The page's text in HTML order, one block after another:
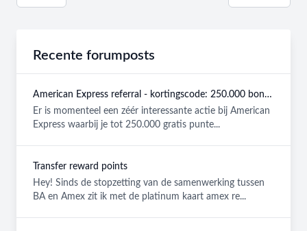
Recente forumposts
American Express referral - kortingscode: 250.000 bonuspunten GRATIS
Er is momenteel een zéér interessante actie bij American
Express waarbij je tot 250.000 gratis punte...
Transfer reward points
Hey! Sinds de stopzetting van de samenwerking tussen
BA en Amex zit ik met de platinum kaart amex re...